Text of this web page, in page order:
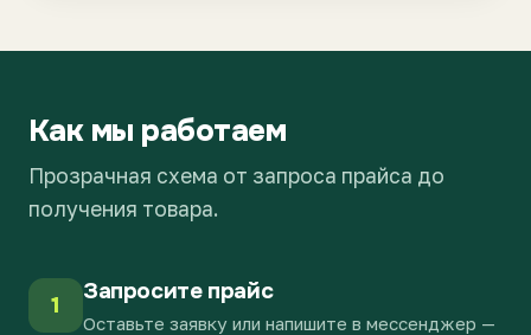
Как мы работаем
Прозрачная схема от запроса прайса до
получения товара.
1 Запросите прайс
Оставьте заявку или напишите в мессенджер —